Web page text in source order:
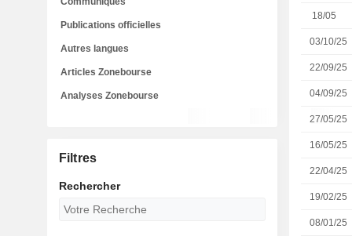
18/05
03/10/25
22/09/25
04/09/25
27/05/25
16/05/25
22/04/25
19/02/25
08/01/25
Publications officielles
Autres langues
Articles Zonebourse
Analyses Zonebourse
Filtres
Rechercher